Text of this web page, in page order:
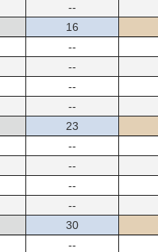
--
16
--
--
--
--
23
--
--
--
--
30
--